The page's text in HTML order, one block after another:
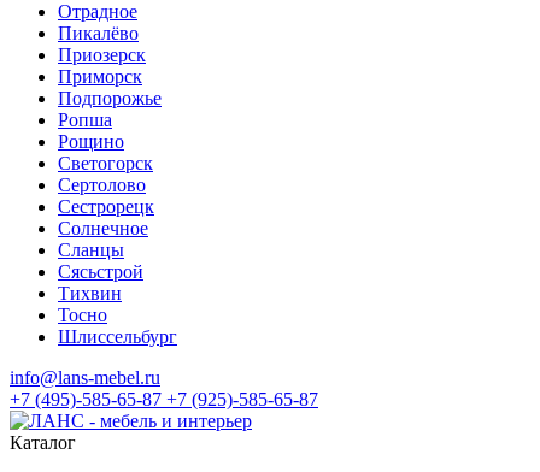
Отрадное
Пикалёво
Приозерск
Приморск
Подпорожье
Ропша
Рощино
Светогорск
Сертолово
Сестрорецк
Солнечное
Сланцы
Сясьстрой
Тихвин
Тосно
Шлиссельбург
info@lans-mebel.ru
+7 (495)-585-65-87 +7 (925)-585-65-87
Каталог